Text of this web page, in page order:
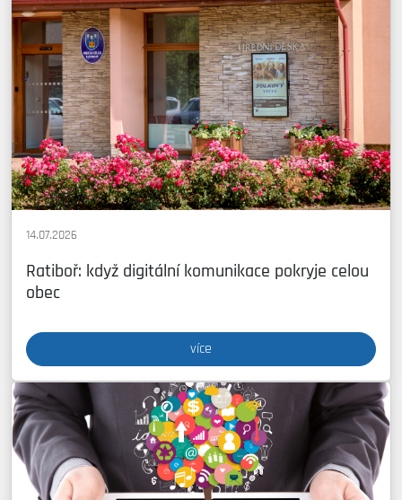
14.07.2026
Ratiboř: když digitální komunikace pokryje celou
obec
více